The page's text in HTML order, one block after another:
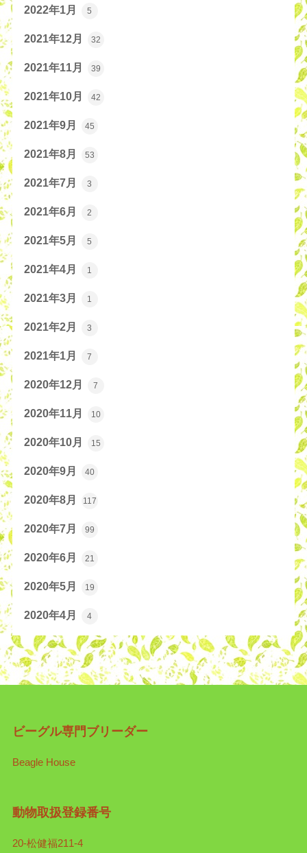
2022年1月 5
2021年12月 32
2021年11月 39
2021年10月 42
2021年9月 45
2021年8月 53
2021年7月 3
2021年6月 2
2021年5月 5
2021年4月 1
2021年3月 1
2021年2月 3
2021年1月 7
2020年12月 7
2020年11月 10
2020年10月 15
2020年9月 40
2020年8月 117
2020年7月 99
2020年6月 21
2020年5月 19
2020年4月 4
ビーグル専門ブリーダー
Beagle House
動物取扱登録番号
20-松健福211-4